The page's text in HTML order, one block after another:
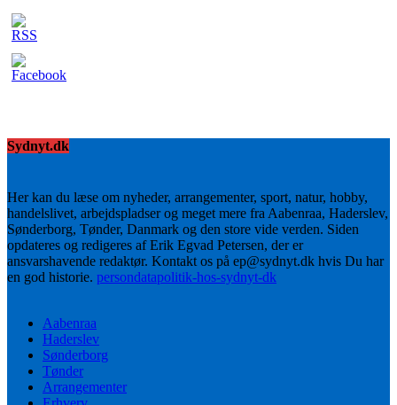
Sydnyt.dk
Her kan du læse om nyheder, arrangementer, sport, natur, hobby,
handelslivet, arbejdspladser og meget mere fra Aabenraa, Haderslev,
Sønderborg, Tønder, Danmark og den store vide verden. Siden
opdateres og redigeres af Erik Egvad Petersen, der er
ansvarshavende redaktør. Kontakt os på ep@sydnyt.dk hvis Du har
en god historie. persondatapolitik-hos-sydnyt-dk
Aabenraa
Haderslev
Sønderborg
Tønder
Arrangementer